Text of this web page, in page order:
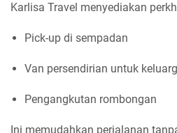
Karlisa Travel menyediakan
Pick-up di sempadan
Van persendirian untuk
Pengangkutan rombongan
Ini memudahkan perjalanan